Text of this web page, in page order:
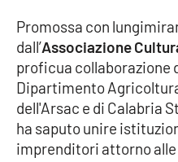
Sport
RUBRICHE
Good Morning Vietnam
Promossa con
dall’Associazione
proficua collaborazione
Dipartimento
dell'Arsac e di Calabria
ha saputo unire
imprenditori attorno